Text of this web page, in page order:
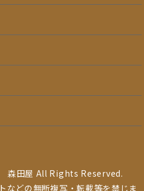
田屋 All Rights Reserved.
などの無断複写・転載等を禁じま